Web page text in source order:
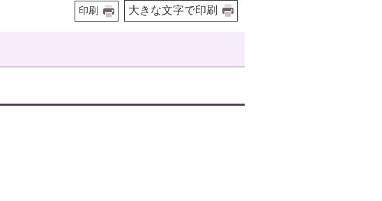
印刷 大きな文字で印刷